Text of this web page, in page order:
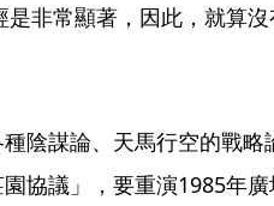
非常顯著，因此，就算
陰謀論、天馬行空的戰略
協議」，要重演1985年